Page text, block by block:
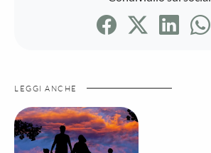
LEGGI ANCHE